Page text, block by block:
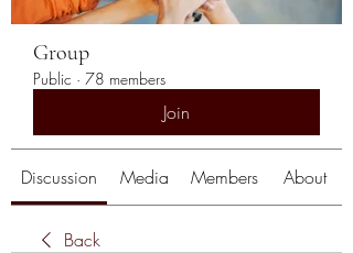
Group
Public · 78 members
Join
Discussion Media Members About
Back